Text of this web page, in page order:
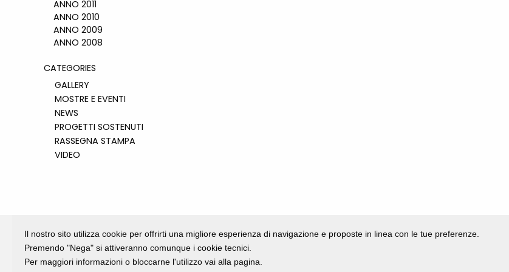
ANNO 2011
ANNO 2010
ANNO 2009
ANNO 2008
CATEGORIES
GALLERY
MOSTRE E EVENTI
NEWS
PROGETTI SOSTENUTI
RASSEGNA STAMPA
VIDEO
Fondazione Dino Zoli
Il nostro sito utilizza cookie per offrirti una migliore esperienza di navigazione e proposte in linea con le tue preferenze.
Premendo "Nega" si attiveranno comunque i cookie tecnici.
Per maggiori informazioni o bloccarne l'utilizzo vai alla pagina.